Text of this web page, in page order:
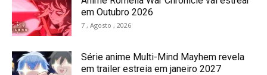
em Outubro 2026
7 , Agosto , 2026
Série anime Multi-Mind Mayhem revela
em trailer estreia em janeiro 2027